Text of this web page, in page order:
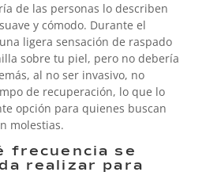
de las personas lo describen
y cómodo. Durante el
ligera sensación de raspado
sobre tu piel, pero no debería
al no ser invasivo, no
de recuperación, lo que lo
opción para quienes buscan
molestias.
frecuencia se
realizar para